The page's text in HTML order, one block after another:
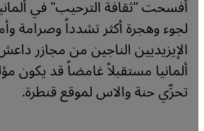
أفسحت "ثقافة الترحيب" في
لجوء وهجرة أكثر تشدداً وصرامة
الإيزيديين الناجين من مجازر
ألمانيا مستقبلاً غامضاً قد يكون
تحرِّي حنة والاس لموقع قنطرة.